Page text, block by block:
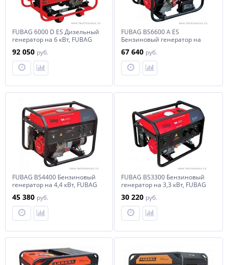
FUBAG 6000 D ES Дизельный
генератор на 6 кВт, FUBAG
92 050 руб.
FUBAG BS6600 A ES
Бензиновый генератор на
67 640 руб.
FUBAG BS4400 Бензиновый
генератор на 4,4 кВт, FUBAG
45 380 руб.
FUBAG BS3300 Бензиновый
генератор на 3,3 кВт, FUBAG
30 220 руб.